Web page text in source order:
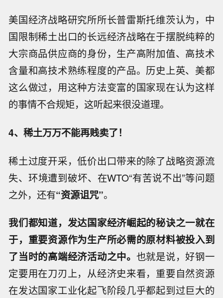
美国经济战略研究所所长普雷斯托维茨认为，中
国限制稀土出口的长远经济战略在于摆脱纯粹的
大宗商品供应商的身份，生产高附加值、高技术
含量和高技术熟练程度的产品。历史上英、美都
这么做过，用这种方法变富的国家现在认为这样
的事情不合规矩，这听起来很没道理。
4、稀土万万不能再贱卖了！
稀土过度开采，低价出口带来的除了战略资源流
失、环境遭到破坏、在WTO“有苦说不出”等问题
之外，还有“资源诅咒”。
我们都知道，发达国家经济崛起的秘诀之一就在
于，重要资源作为生产所必需的原材料被投入到
了当时的高端经济活动之中。 也就是说，好钢一
定要用在刀刃上，从经济史来看，重要自然资源
在发达国家工业化起飞阶段几乎都起到过巨大的